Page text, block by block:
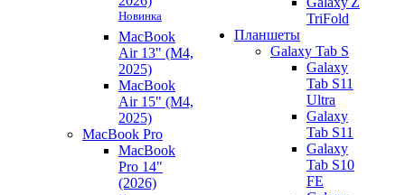
Новинка
MacBook
Air 13" (M4,
2025)
MacBook
Air 15" (M4,
2025)
MacBook Pro
MacBook
Pro 14"
(2026)
TriFold
Планшеты
Galaxy Tab S
Galaxy
Tab S11
Ultra
Galaxy
Tab S11
Galaxy
Tab S10
FE